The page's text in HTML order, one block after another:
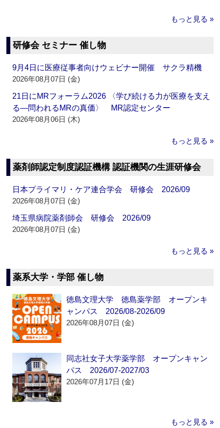
もっと見る »
研修会 セミナー 催し物
9月4日に医療従事者向けウェビナー開催 サクラ精機
2026年08月07日 (金)
21日にMRフォーラム2026 〈学び続ける力が医療を支え
る―問われるMRの真価〉 MR認定センター
2026年08月06日 (木)
もっと見る »
薬剤師認定制度認証機構 認証機関の生涯研修会
日本プライマリ・ケア連合学会 研修会 2026/09
2026年08月07日 (金)
埼玉県病院薬剤師会 研修会 2026/09
2026年08月07日 (金)
もっと見る »
薬系大学・学部 催し物
徳島文理大学 徳島薬学部 オープンキ
ャンパス 2026/08-2026/09
2026年08月07日 (金)
同志社女子大学薬学部 オープンキャン
パス 2026/07-2027/03
2026年07月17日 (金)
もっと見る »